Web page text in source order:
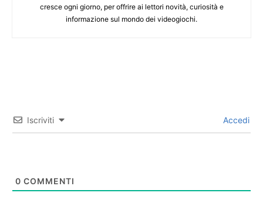
cresce ogni giorno, per offrire ai lettori novità, curiosità e
informazione sul mondo dei videogiochi.
Iscriviti Accedi
0 COMMENTI